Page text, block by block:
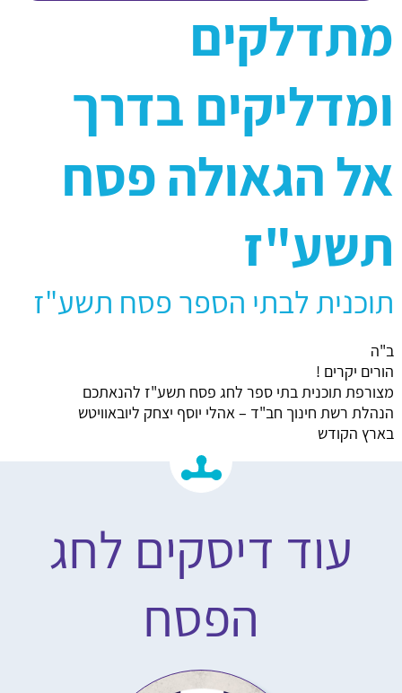
מתדלקים
ומדליקים בדרך
אל הגאולה פסח
תשע"ז
תוכנית לבתי הספר פסח תשע"ז
ב"ה
הורים יקרים !
מצורפת תוכנית בתי ספר לחג פסח תשע"ז להנאתכם
הנהלת רשת חינוך חב"ד – אהלי יוסף יצחק ליובאוויטש
בארץ הקודש
עוד דיסקים לחג
הפסח